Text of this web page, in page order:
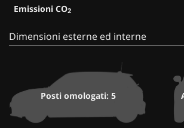
Emissioni CO2
Dimensioni esterne ed interne
Posti omologati: 5